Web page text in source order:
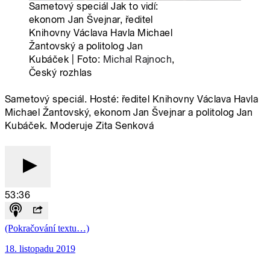
(Pokračování textu…)
Publikováno:
18. listopadu 2019